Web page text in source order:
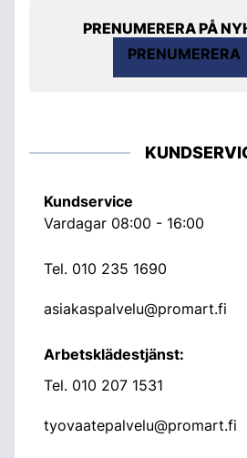
PRENUMERERA PÅ
PRENUMERERA
Kundservice
Vardagar 08:00 - 16:00
Tel. 010 235 1690
asiakaspalvelu@promart.fi
Arbetsklädestjänst:
Tel. 010 207 1531
tyovaatepalvelu@promart.fi